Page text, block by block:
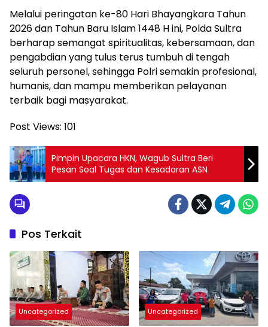
Melalui peringatan ke-80 Hari Bhayangkara Tahun
2026 dan Tahun Baru Islam 1448 H ini, Polda Sultra
berharap semangat spiritualitas, kebersamaan, dan
pengabdian yang tulus terus tumbuh di tengah
seluruh personel, sehingga Polri semakin profesional,
humanis, dan mampu memberikan pelayanan
terbaik bagi masyarakat.
Post Views: 101
Pimpin Upacara HKN, Wagub Sultra Beri
Pesan Soal Tugas dan Kesadaran ASN
Pos Terkait
Uncategorized Uncategorized